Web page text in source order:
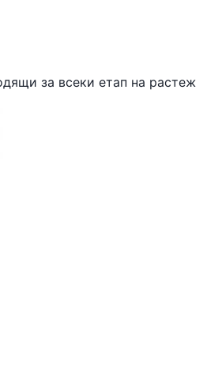
за всеки етап на растеж